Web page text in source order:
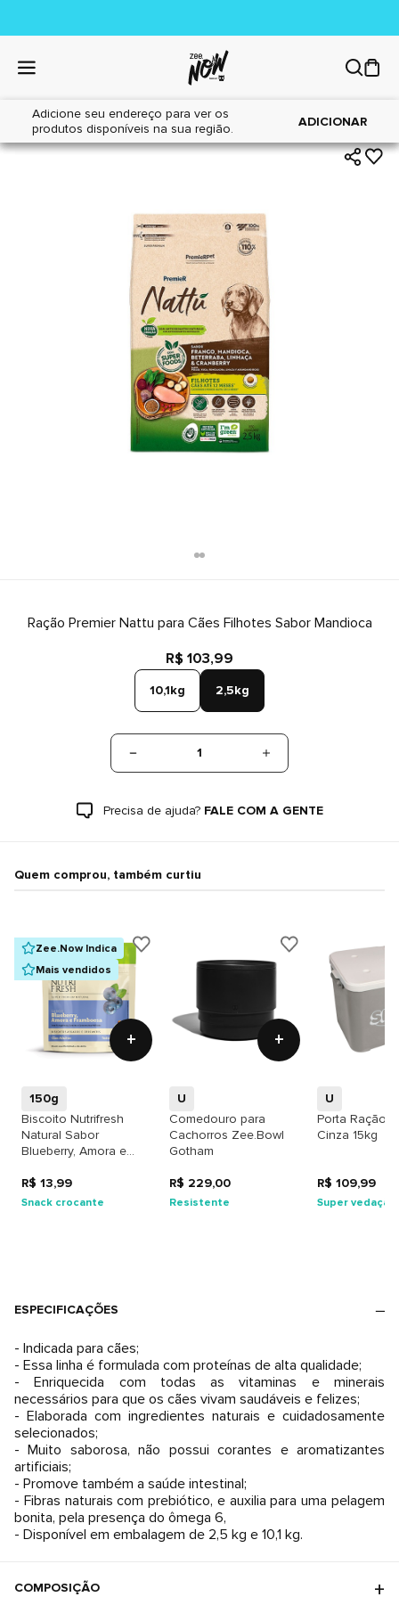
Adicione seu endereço para ver os
produtos disponíveis na sua região.
ADICIONAR
Home|Cães|Alimentos
Ração Premier Nattu para Cães Filhotes Sabor Mandioca
R$ 103,99
10,1kg 2,5kg
1
Precisa de ajuda? FALE COM A GENTE
Quem comprou, também curtiu
Zee.Now Indica
Mais vendidos
+
150g
Biscoito Nutrifresh
Natural Sabor
Blueberry, Amora e
Adultos
R$ 13,99
Snack crocante
+
U
Comedouro para
Cachorros Zee.Bowl
Gotham
R$ 229,00
Resistente
U
Porta Ração
Cinza 15kg
R$ 109,99
Super vedação
ESPECIFICAÇÕES
- Indicada para cães;
- Essa linha é formulada com proteínas de alta qualidade;
- Enriquecida com todas as vitaminas e minerais
necessários para que os cães vivam saudáveis e felizes;
- Elaborada com ingredientes naturais e cuidadosamente
selecionados;
- Muito saborosa, não possui corantes e aromatizantes
artificiais;
- Promove também a saúde intestinal;
- Fibras naturais com prebiótico, e auxilia para uma pelagem
bonita, pela presença do ômega 6,
- Disponível em embalagem de 2,5 kg e 10,1 kg.
COMPOSIÇÃO